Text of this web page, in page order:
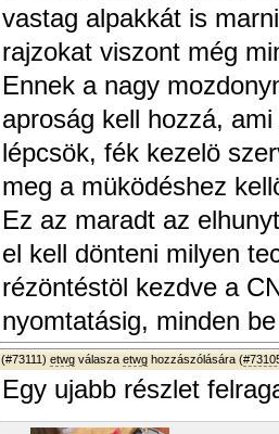
vastag alpakkát is
rajzokat viszont még
Ennek a nagy
aproság kell hozzá,
lépcsök, fék kezelö
meg a müködéshez
Ez az maradt az
el kell dönteni milyen
rézöntéstöl kezdve a
nyomtatásig, minden
(#73111) etwg válasza etwg hozzászólására (
Egy ujabb részlet